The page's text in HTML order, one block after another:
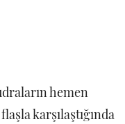
hemen
karşılaştığında